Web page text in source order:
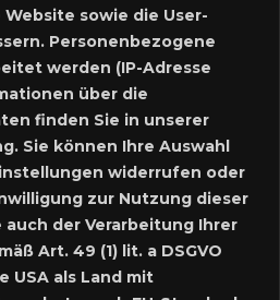
sowie die User-
Personenbezogene
werden (IP-Adresse
über die
finden Sie in unserer
Sie können Ihre Auswahl
widerrufen oder
zur Nutzung dieser
auch der Verarbeitung Ihrer
Art. 49 (1) lit. a DSGVO
USA als Land mit